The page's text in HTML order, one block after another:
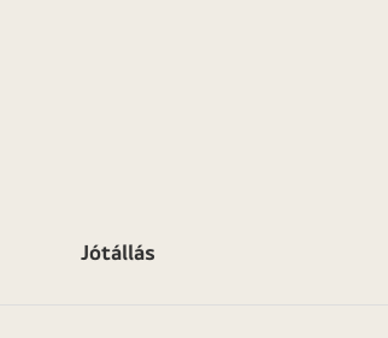
Jótállás